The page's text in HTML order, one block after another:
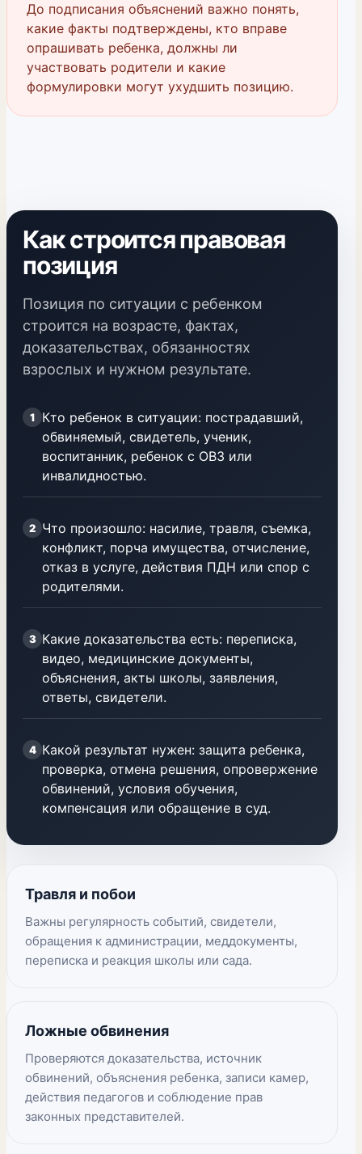
До подписания объяснений важно понять,
какие факты подтверждены, кто вправе
опрашивать ребенка, должны ли
участвовать родители и какие
формулировки могут ухудшить позицию.
Как строится правовая
позиция
Позиция по ситуации с ребенком
строится на возрасте, фактах,
доказательствах, обязанностях
взрослых и нужном результате.
1
Кто ребенок в ситуации: пострадавший,
обвиняемый, свидетель, ученик,
воспитанник, ребенок с ОВЗ или
инвалидностью.
2 Что произошло: насилие, травля, съемка,
конфликт, порча имущества, отчисление,
отказ в услуге, действия ПДН или спор с
родителями.
3 Какие доказательства есть: переписка,
видео, медицинские документы,
объяснения, акты школы, заявления,
ответы, свидетели.
4 Какой результат нужен: защита ребенка,
проверка, отмена решения, опровержение
обвинений, условия обучения,
компенсация или обращение в суд.
Травля и побои
Важны регулярность событий, свидетели,
обращения к администрации, меддокументы,
переписка и реакция школы или сада.
Ложные обвинения
Проверяются доказательства, источник
обвинений, объяснения ребенка, записи камер,
действия педагогов и соблюдение прав
законных представителей.